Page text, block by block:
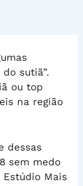
sutiã”.
ou top
na região
dessas
sem medo
Mais